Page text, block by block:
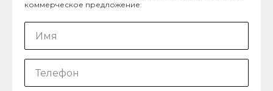
коммерческое предложение: